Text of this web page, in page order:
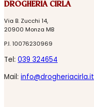
DROGHERIA CIRLA
Via B. Zucchi 14,
20900 Monza MB
P.I. 10076230969
Tel: 039 324654
Mail: info@drogheriacirla.it